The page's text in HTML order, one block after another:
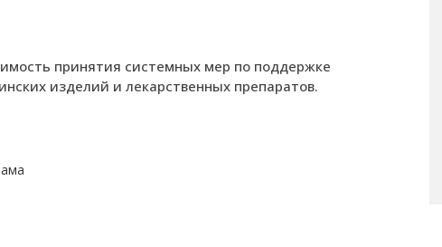
принятия системных мер по поддержке
изделий и лекарственных препаратов.